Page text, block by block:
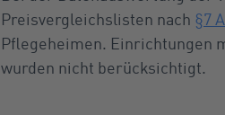
Preisvergleichslisten nach §7
Pflegeheimen. Einrichtungen
wurden nicht berücksichtigt.